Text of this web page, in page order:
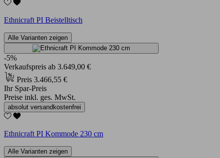
Ethnicraft PI Beistelltisch
Alle Varianten zeigen
-5%
Verkaufspreis ab 3.649,00 €
Preis 3.466,55 €
Ihr Spar-Preis
Preise inkl. ges. MwSt.
absolut versandkostenfrei
Ethnicraft PI Kommode 230 cm
Alle Varianten zeigen